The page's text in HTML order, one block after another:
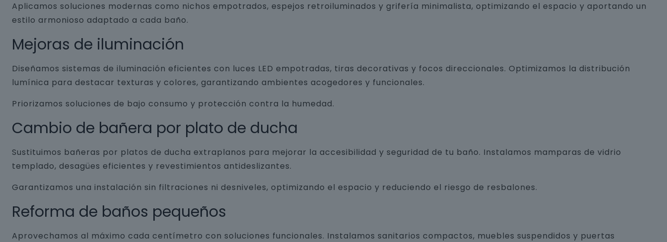
Aplicamos soluciones modernas como nichos empotrados, espejos retroiluminados y grifería minimalista, optimizando el espacio y aportando un
estilo armonioso adaptado a cada baño.
Mejoras de iluminación
Diseñamos sistemas de iluminación eficientes con luces LED empotradas, tiras decorativas y focos direccionales. Optimizamos la distribución
lumínica para destacar texturas y colores, garantizando ambientes acogedores y funcionales.
Priorizamos soluciones de bajo consumo y protección contra la humedad.
Cambio de bañera por plato de ducha
Sustituimos bañeras por platos de ducha extraplanos para mejorar la accesibilidad y seguridad de tu baño. Instalamos mamparas de vidrio
templado, desagües eficientes y revestimientos antideslizantes.
Garantizamos una instalación sin filtraciones ni desniveles, optimizando el espacio y reduciendo el riesgo de resbalones.
Reforma de baños pequeños
Aprovechamos al máximo cada centímetro con soluciones funcionales. Instalamos sanitarios compactos, muebles suspendidos y puertas